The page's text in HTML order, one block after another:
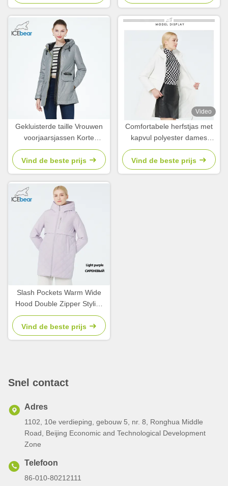
Gekluisterde taille Vrouwen
voorjaarsjassen Korte
waterdichte Windbreaker
Slimming Fit
Vind de beste prijs
Video
Comfortabele herfstjas met
kapvul polyester dames
lentejassen en jassen
Vind de beste prijs
Slash Pockets Warm Wide
Hood Double Zipper Stylish
Lightweight Padded Jacket,
Vind de beste prijs
Snel contact
Adres
1102, 10e verdieping, gebouw 5, nr. 8, Ronghua Middle
Road, Beijing Economic and Technological Development
Zone
Telefoon
86-010-80212111